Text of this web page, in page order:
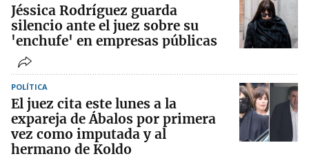
Jéssica Rodríguez guarda
silencio ante el juez sobre su
'enchufe' en empresas públicas
POLÍTICA
El juez cita este lunes a la
expareja de Ábalos por primera
vez como imputada y al
hermano de Koldo